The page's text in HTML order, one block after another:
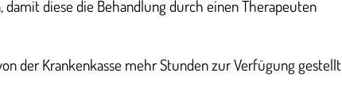
diese die Behandlung durch einen Therapeuten
der Krankenkasse mehr Stunden zur Verfügung gestellt